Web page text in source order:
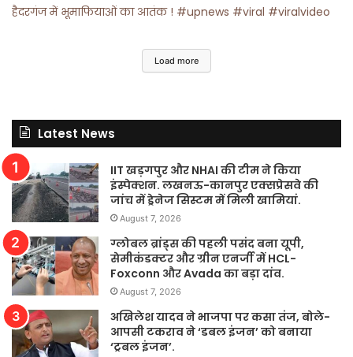
हैदरगंज में भूमाफियाओं का आतंक ! #upnews #viral #viralvideo
Load more
Latest News
IIT खड़गपुर और NHAI की टीम ने किया
इंस्पेक्शन. लखनऊ-कानपुर एक्सप्रेसवे की
जांच में ड्रेनेज सिस्टम में मिली खामियां.
August 7, 2026
ग्लोबल ब्रांड्स की पहली पसंद बना यूपी,
सेमीकंडक्टर और ग्रीन एनर्जी में HCL-
Foxconn और Avada का बड़ा दांव.
August 7, 2026
अखिलेश यादव ने भाजपा पर कसा तंज, बोले-
आपसी टकराव ने ‘डबल इंजन’ को बनाया
‘ट्रबल इंजन’.